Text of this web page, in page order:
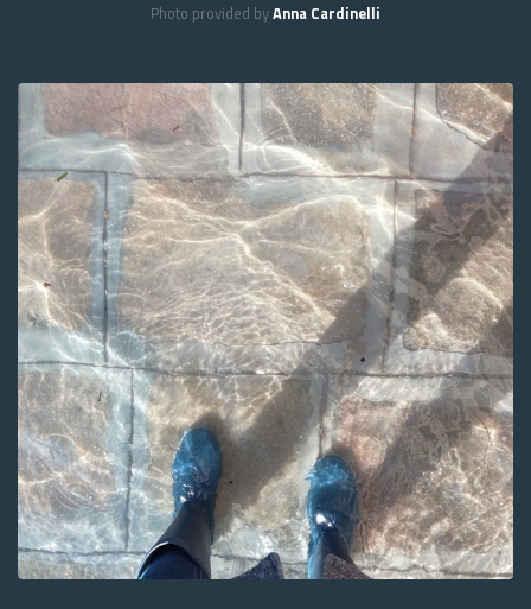
Photo provided byAnna Cardinelli